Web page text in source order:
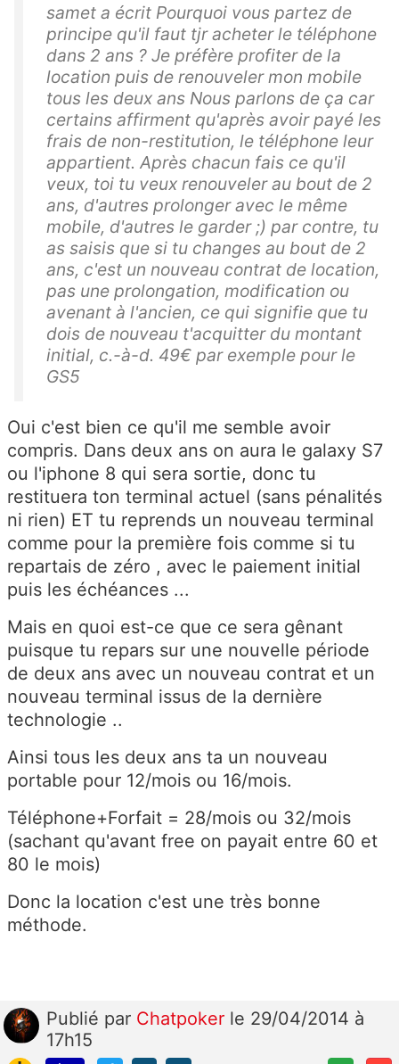
samet a écrit Pourquoi vous partez de
principe qu'il faut tjr acheter le téléphone
dans 2 ans ? Je préfère profiter de la
location puis de renouveler mon mobile
tous les deux ans Nous parlons de ça car
certains affirment qu'après avoir payé les
frais de non-restitution, le téléphone leur
appartient. Après chacun fais ce qu'il
veux, toi tu veux renouveler au bout de 2
ans, d'autres prolonger avec le même
mobile, d'autres le garder ;) par contre, tu
as saisis que si tu changes au bout de 2
ans, c'est un nouveau contrat de location,
pas une prolongation, modification ou
avenant à l'ancien, ce qui signifie que tu
dois de nouveau t'acquitter du montant
initial, c.-à-d. 49€ par exemple pour le
GS5
Oui c'est bien ce qu'il me semble avoir
compris. Dans deux ans on aura le galaxy S7
ou l'iphone 8 qui sera sortie, donc tu
restituera ton terminal actuel (sans pénalités
ni rien) ET tu reprends un nouveau terminal
comme pour la première fois comme si tu
repartais de zéro , avec le paiement initial
puis les échéances ...
Mais en quoi est-ce que ce sera gênant
puisque tu repars sur une nouvelle période
de deux ans avec un nouveau contrat et un
nouveau terminal issus de la dernière
technologie ..
Ainsi tous les deux ans ta un nouveau
portable pour 12/mois ou 16/mois.
Téléphone+Forfait = 28/mois ou 32/mois
(sachant qu'avant free on payait entre 60 et
80 le mois)
Donc la location c'est une très bonne
méthode.
Publié par Chatpoker le 29/04/2014 à
17h15